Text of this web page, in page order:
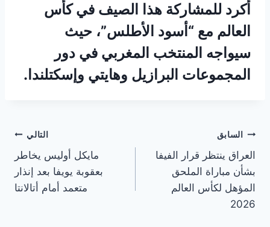
أكرد للمشاركة هذا الصيف في كأس
العالم مع “أسود الأطلس”، حيث
سيواجه المنتخب المغربي في دور
المجموعات البرازيل وهايتي وإسكتلندا.
تصفّح
المقالات
السابق
العراق ينتظر قرار الفيفا
بشأن مباراة الملحق
المؤهل لكأس العالم
2026
التالي
مايكل أوليس يخاطر
بعقوبة يويفا بعد إنذار
متعمد أمام أتالانتا